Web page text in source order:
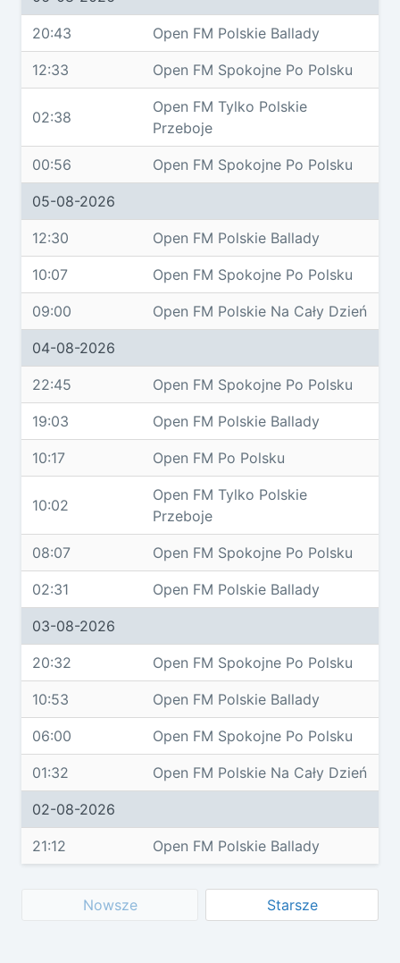
20:43 Open FM Polskie Ballady
12:33 Open FM Spokojne Po Polsku
02:38
Open FM Tylko Polskie
Przeboje
00:56 Open FM Spokojne Po Polsku
05-08-2026
12:30 Open FM Polskie Ballady
10:07 Open FM Spokojne Po Polsku
09:00 Open FM Polskie Na Cały Dzień
04-08-2026
22:45 Open FM Spokojne Po Polsku
19:03 Open FM Polskie Ballady
10:17 Open FM Po Polsku
10:02
Open FM Tylko Polskie
Przeboje
08:07 Open FM Spokojne Po Polsku
02:31 Open FM Polskie Ballady
03-08-2026
20:32 Open FM Spokojne Po Polsku
10:53 Open FM Polskie Ballady
06:00 Open FM Spokojne Po Polsku
01:32 Open FM Polskie Na Cały Dzień
02-08-2026
21:12 Open FM Polskie Ballady
Nowsze Starsze